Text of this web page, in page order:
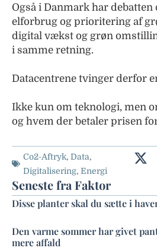
Også i Danmark har debatten
elforbrug og prioritering af
digital vækst og grøn
i samme retning.
Datacentrene tvinger derfor
Ikke kun om teknologi, men
og hvem der betaler prisen
Co2-Aftryk, Data,
Digitalisering, Energi
Seneste fra Faktor
Disse planter skal du sætte i
Den varme sommer har givet
mere affald